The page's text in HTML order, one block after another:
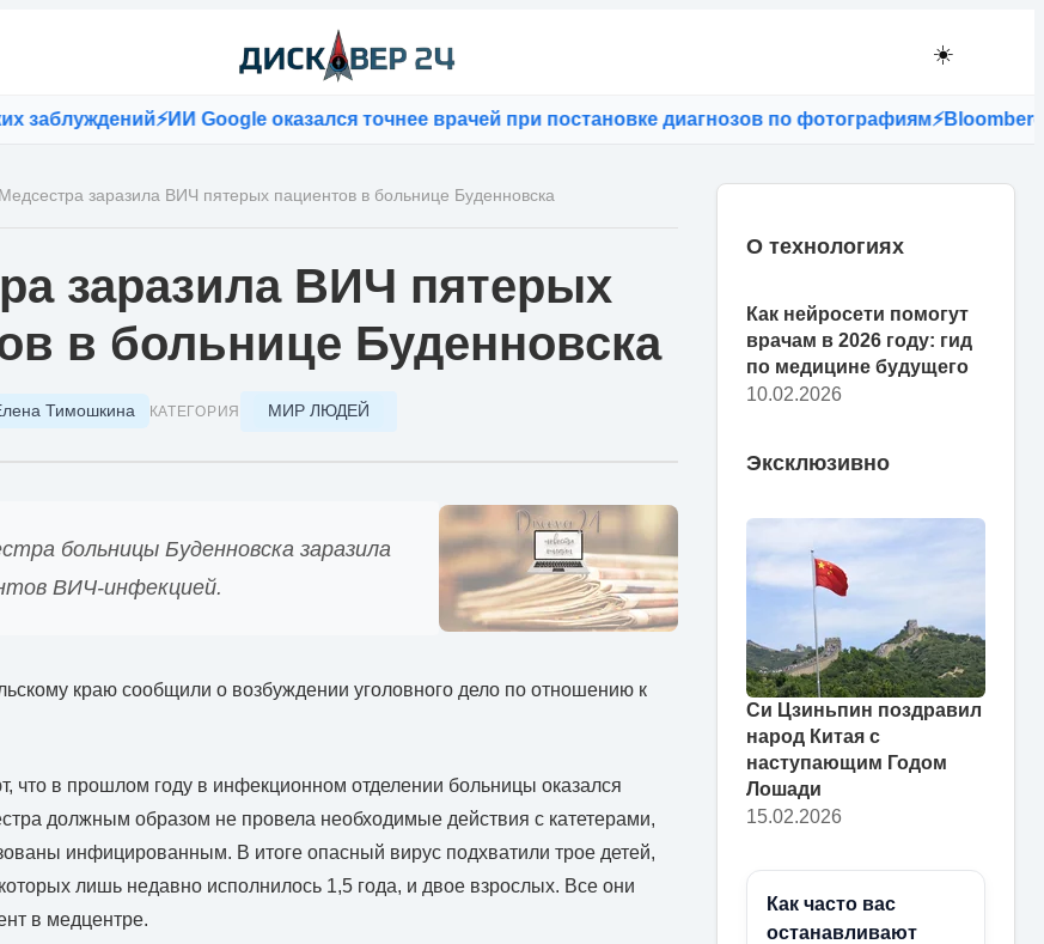
☀️
⚡ИИ Google оказался точнее врачей при постановке диагнозов по фотографиям⚡Bloomberg:
Медсестра заразила ВИЧ пятерых пациентов в больнице Буденновска
заразила ВИЧ пятерых
в больнице Буденновска
Тимошкина КАТЕГОРИЯ МИР ЛЮДЕЙ
больницы Буденновска заразила
ВИЧ-инфекцией.
краю сообщили о возбуждении уголовного дело по отношению к
что в прошлом году в инфекционном отделении больницы оказался
должным образом не провела необходимые действия с катетерами,
инфицированным. В итоге опасный вирус подхватили трое детей,
лишь недавно исполнилось 1,5 года, и двое взрослых. Все они
в медцентре.
О технологиях
Как нейросети помогут
врачам в 2026 году: гид
по медицине будущего
10.02.2026
Эксклюзивно
Си Цзиньпин поздравил
народ Китая с
наступающим Годом
Лошади
15.02.2026
Как часто вас
останавливают